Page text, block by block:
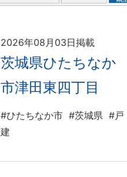
2026年08月03日掲載
茨城県ひたちなか
市津田東四丁目
#ひたちなか市 #茨城県 #戸
建